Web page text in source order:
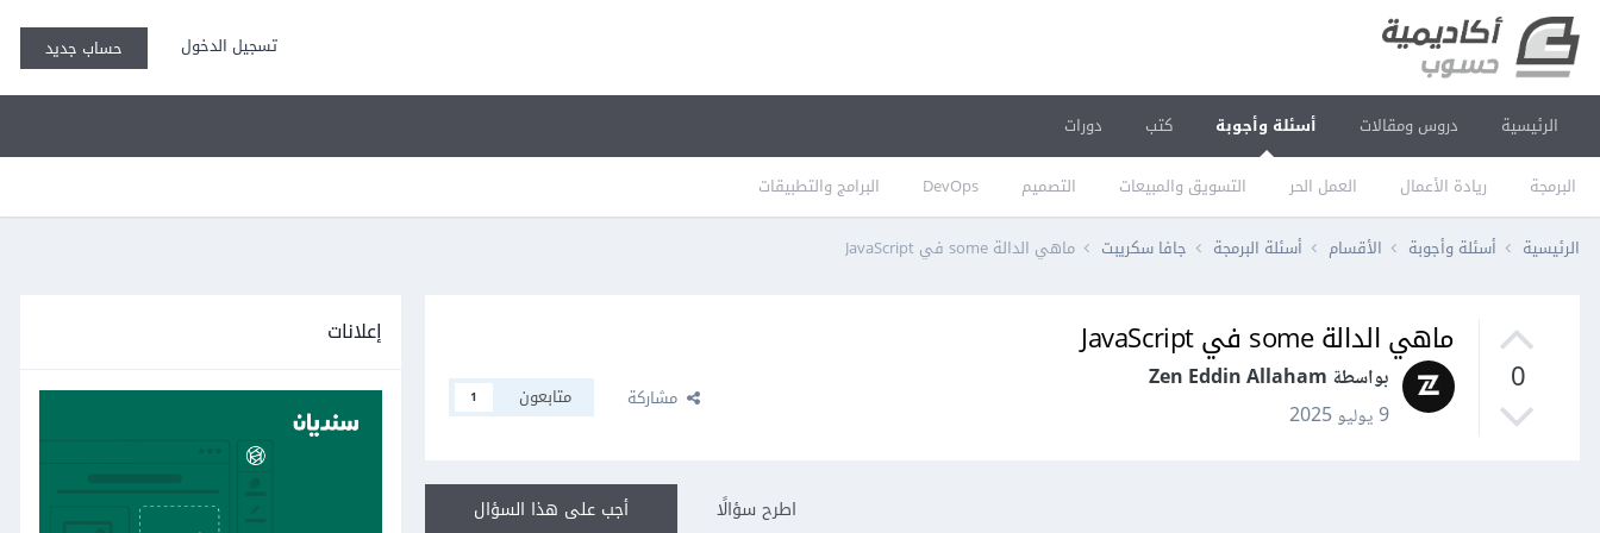
تسجيل الدخول حساب جديد
الرئيسية دروس ومقالات أسئلة وأجوبة
البرمجة ريادة الأعمال العمل الحر التسويق والمبيعات التصميم DevOps البرامج والتطبيقات
كتب دورات
الرئيسية أسئلة وأجوبة الأقسام أسئلة البرمجة جافا سكريبت ماهي الدالة some في JavaScript
0
ماهي الدالة some في JavaScript
بواسطة Zen Eddin Allaham
9 يوليو 2025
مشاركة متابعون 1
أجب على هذا السؤال اطرح سؤالًا
إعلانات